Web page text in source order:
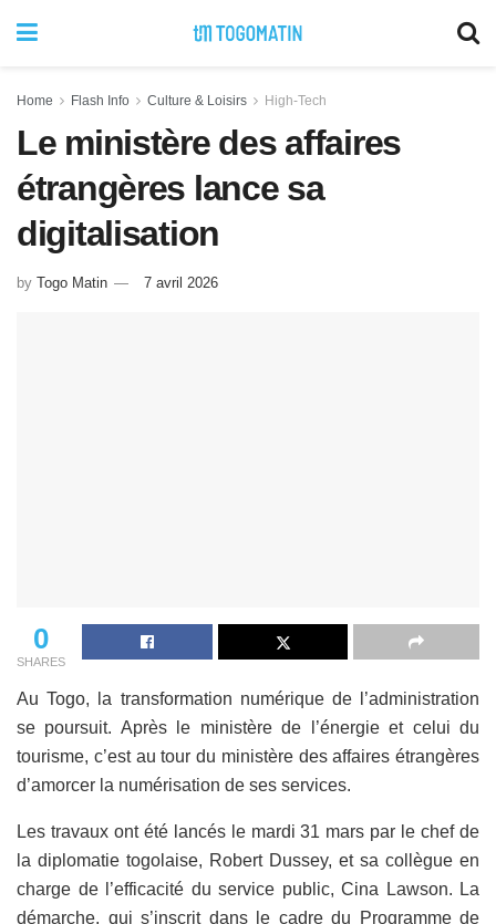
Home Flash Info Culture & Loisirs High-Tech
Le ministère des affaires
étrangères lance sa
digitalisation
by Togo Matin 7 avril 2026
0
SHARES
Au Togo, la transformation numérique de l’administration
se poursuit. Après le ministère de l’énergie et celui du
tourisme, c’est au tour du ministère des affaires étrangères
d’amorcer la numérisation de ses services.
Les travaux ont été lancés le mardi 31 mars par le chef de
la diplomatie togolaise, Robert Dussey, et sa collègue en
charge de l’efficacité du service public, Cina Lawson. La
démarche, qui s’inscrit dans le cadre du Programme de